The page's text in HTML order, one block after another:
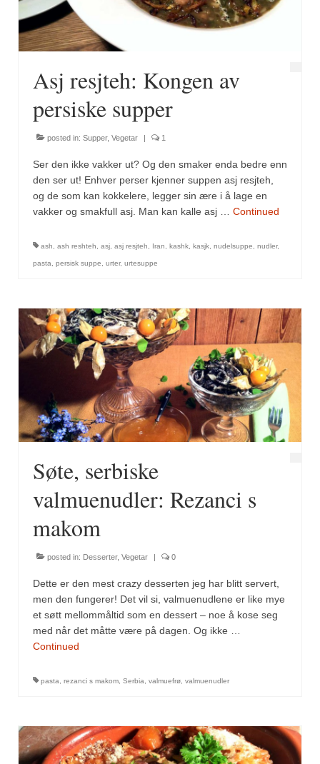
Asj resjteh: Kongen av
persiske supper
posted in: Supper, Vegetar | 1
Ser den ikke vakker ut? Og den smaker enda bedre enn
den ser ut! Enhver perser kjenner suppen asj resjteh,
og de som kan kokkelere, legger sin ære i å lage en
vakker og smakfull asj. Man kan kalle asj … Continued
ash ash reshteh asj asj resjteh Iran kashk kasjk nudelsuppe nudler,
pasta persisk suppe urter, urtesuppe
Søte, serbiske
valmuenudler: Rezanci s
makom
posted in: Desserter, Vegetar | 0
Dette er den mest crazy desserten jeg har blitt servert,
men den fungerer! Det vil si, valmuenudlene er like mye
et søtt mellommåltid som en dessert – noe å kose seg
med når det måtte være på dagen. Og ikke …
Continued
pasta rezanci s makom Serbia valmuefrø valmuenudler